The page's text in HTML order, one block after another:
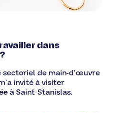
dans
de main-d’œuvre
invité à visiter
à Saint-Stanislas.